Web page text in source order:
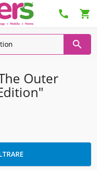
 

Outer